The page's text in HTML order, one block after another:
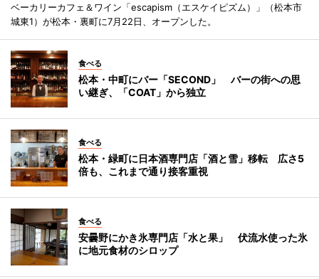
ベーカリーカフェ＆ワイン「escapism（エスケイピズム）」（松本市
城東1）が松本・裏町に7月22日、オープンした。
食べる
松本・中町にバー「SECOND」 バーの街への思
い継ぎ、「COAT」から独立
食べる
松本・緑町に日本酒専門店「酒と雪」移転 広さ5
倍も、これまで通り接客重視
食べる
安曇野にかき氷専門店「水と果」 伏流水使った氷
に地元食材のシロップ